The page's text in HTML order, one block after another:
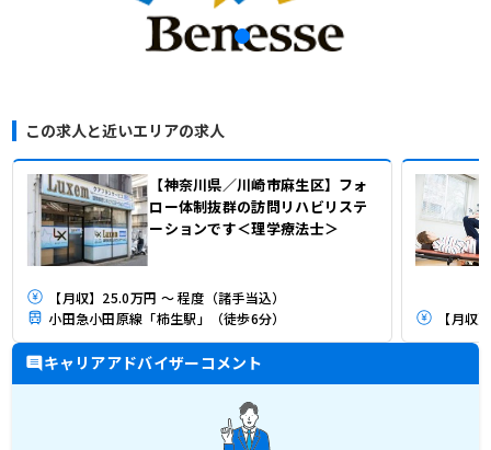
この求人と近いエリアの求人
【神奈川県／川崎市麻生区】フォ
ロー体制抜群の訪問リハビリステ
ーションです＜理学療法士＞
【月収】25.0万円 ～ 程度（諸手当込）
小田急小田原線「柿生駅」（徒歩6分）
【月収
キャリアアドバイザーコメント